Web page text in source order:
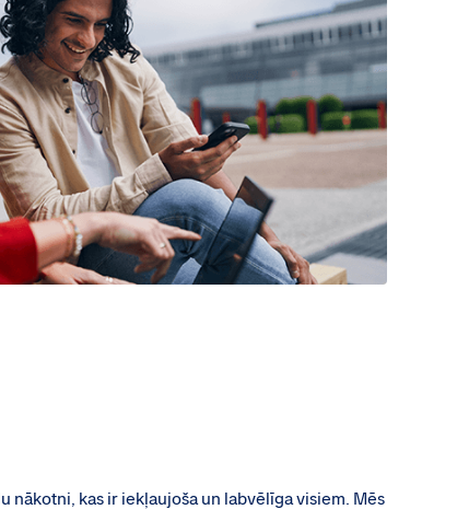
kas ir iekļaujoša un labvēlīga visiem. Mēs